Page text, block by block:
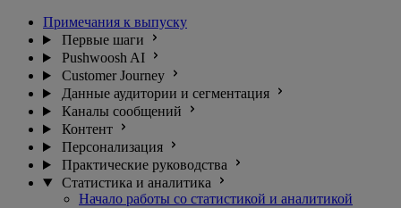
Примечания к выпуску
Первые шаги
Pushwoosh AI
Customer Journey
Данные аудитории и сегментация
Каналы сообщений
Контент
Персонализация
Практические руководства
Статистика и аналитика
Начало работы со статистикой и аналитикой